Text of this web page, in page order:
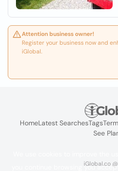
Attention business owner!
Register your business now and
iGlobal.
HomeLatest SearchesTags
See
iGlobal.co
you continue browsing you